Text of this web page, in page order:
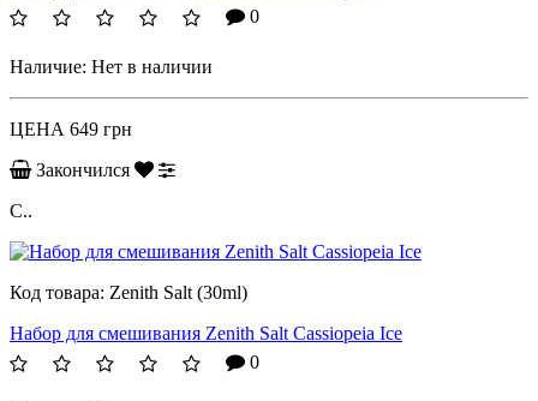
0
Наличие: Нет в наличии
ЦЕНА 649 грн
Закончился
C..
Код товара: Zenith Salt (30ml)
Набор для смешивания Zenith Salt Cassiopeia Ice
0